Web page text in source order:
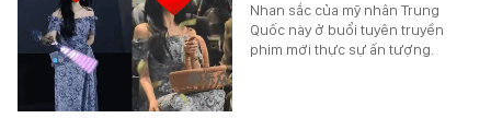
Nhan sắc của mỹ nhân Trung
Quốc này ở buổi tuyên truyền
phim mới thực sự ấn tượng.